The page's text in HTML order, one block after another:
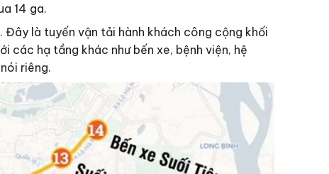
14 ga.
Đây là tuyến vận tải hành khách công cộng khối
các hạ tầng khác như bến xe, bệnh viện, hệ
riêng.